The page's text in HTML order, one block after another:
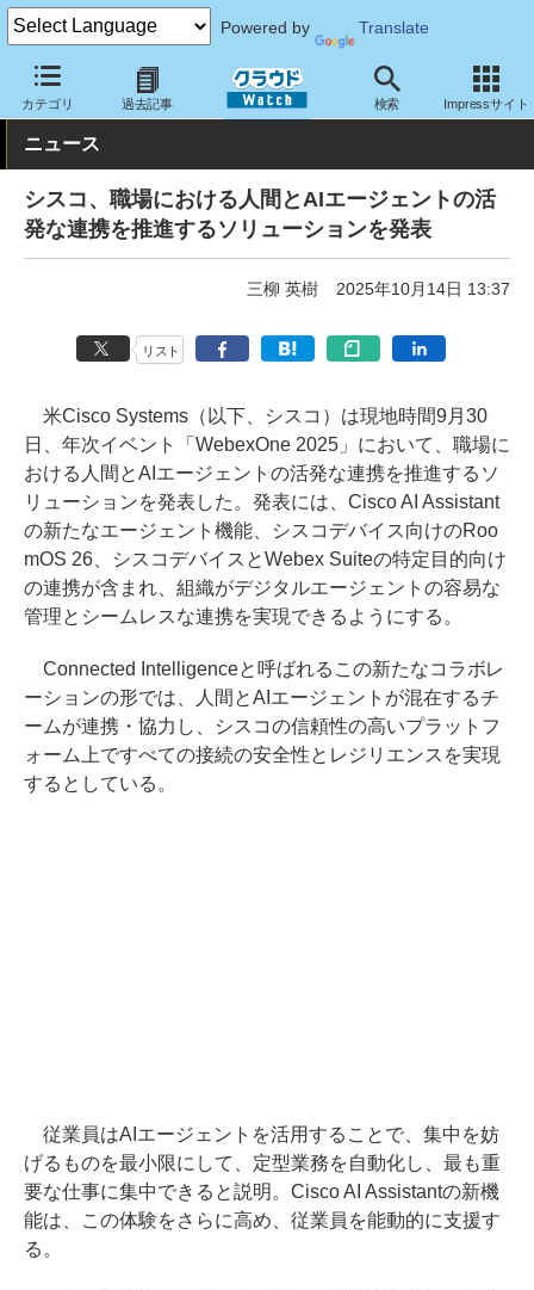
Powered by Translate
カテゴリ 過去記事 検索 Impressサイト
クラウド Watch サービス・ソフト サービス コミュニケーショ
ニュース
シスコ、職場における人間とAIエージェントの活
発な連携を推進するソリューションを発表
三柳 英樹 2025年10月14日 13:37
リスト
米Cisco Systems（以下、シスコ）は現地時間9月30
日、年次イベント「WebexOne 2025」において、職場に
おける人間とAIエージェントの活発な連携を推進するソ
リューションを発表した。発表には、Cisco AI Assistant
の新たなエージェント機能、シスコデバイス向けのRoo
mOS 26、シスコデバイスとWebex Suiteの特定目的向け
の連携が含まれ、組織がデジタルエージェントの容易な
管理とシームレスな連携を実現できるようにする。
Connected Intelligenceと呼ばれるこの新たなコラボレ
ーションの形では、人間とAIエージェントが混在するチ
ームが連携・協力し、シスコの信頼性の高いプラットフ
ォーム上ですべての接続の安全性とレジリエンスを実現
するとしている。
従業員はAIエージェントを活用することで、集中を妨
げるものを最小限にして、定型業務を自動化し、最も重
要な仕事に集中できると説明。Cisco AI Assistantの新機
能は、この体験をさらに高め、従業員を能動的に支援す
る。